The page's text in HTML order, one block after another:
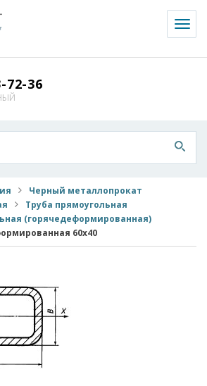
72-36
Черный металлопрокат
Труба прямоугольная
(горячедеформированная)
60x40